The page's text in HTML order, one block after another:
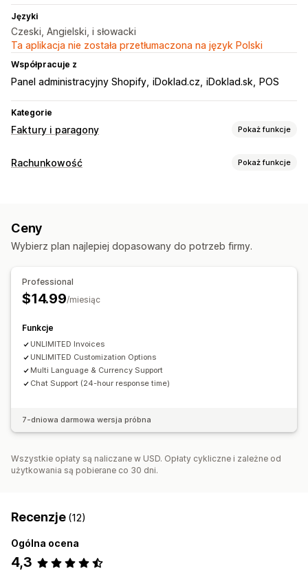
Języki
Czeski, Angielski, i słowacki
Ta aplikacja nie została przetłumaczona na język Polski
Współpracuje z
Panel administracyjny Shopify iDoklad.cz iDoklad.sk POS
Kategorie
Faktury i paragony Pokaż funkcje
Typy dokumentów
Pola
Numery faktur
Wielowalutowe
Wielojęzyczne
Nazwy plików
Generowanie plików PDF
Rachunkowość Pokaż funkcje
Automatyczna synchronizacja danych
Ceny
Wybierz plan najlepiej dopasowany do potrzeb firmy.
Professional
$14.99/miesiąc
Funkcje
UNLIMITED Invoices
UNLIMITED Customization Options
Multi Language & Currency Support
Chat Support (24-hour response time)
7-dniowa darmowa wersja próbna
Wszystkie opłaty są naliczane w USD. Opłaty cykliczne i zależne od
użytkowania są pobierane co 30 dni.
Recenzje (12)
Ogólna ocena
4,3